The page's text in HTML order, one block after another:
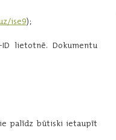
ise9);
lietotnē. Dokumentu
palīdz būtiski ietaupīt